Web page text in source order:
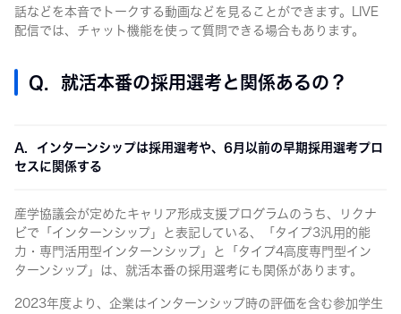
話などを本音でトークする動画などを見ることができます。LIVE
配信では、チャット機能を使って質問できる場合もあります。
Q. 就活本番の採用選考と関係あるの？
A. インターンシップは採用選考や、6月以前の早期採用選考プロ
セスに関係する
産学協議会が定めたキャリア形成支援プログラムのうち、リクナ
ビで「インターンシップ」と表記している、「タイプ3汎用的能
力・専門活用型インターンシップ」と「タイプ4高度専門型イン
ターンシップ」は、就活本番の採用選考にも関係があります。
2023年度より、企業はインターンシップ時の評価を含む参加学生